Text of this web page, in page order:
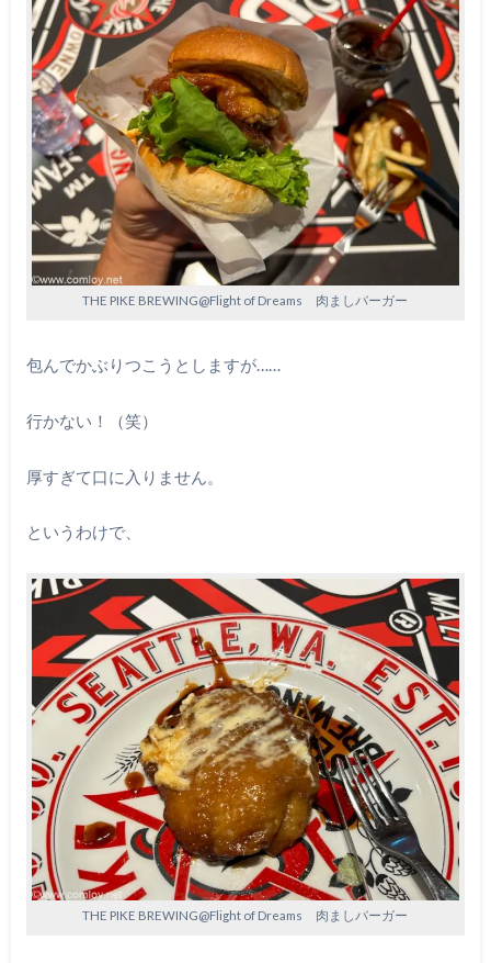
THE PIKE BREWING@Flight of Dreams 肉ましバーガー
包んでかぶりつこうとしますが……
行かない！（笑）
厚すぎて口に入りません。
というわけで、
THE PIKE BREWING@Flight of Dreams 肉ましバーガー